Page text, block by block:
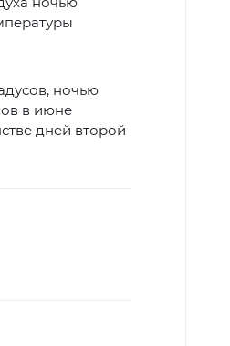
ночью
в июне
дней второй